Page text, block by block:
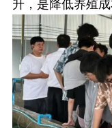
升，是降低养殖